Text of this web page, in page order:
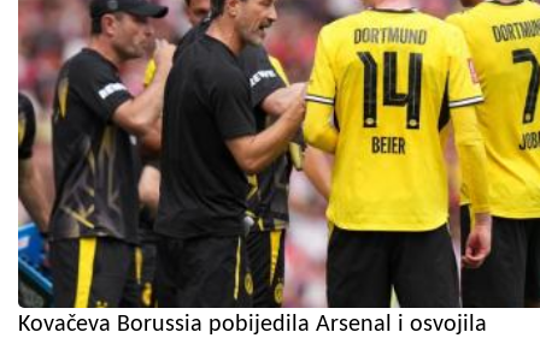
Kovačeva Borussia pobijedila Arsenal i osvojila